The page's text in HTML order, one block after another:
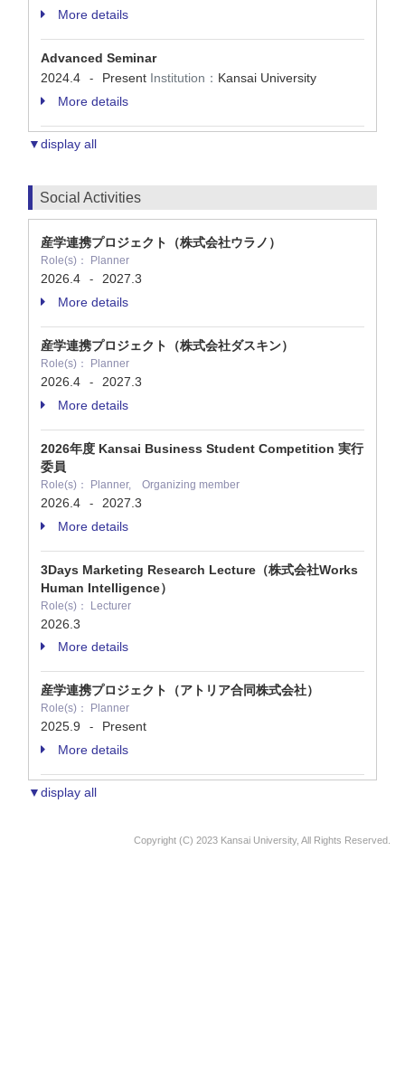
More details
Advanced Seminar
2024.4
- Present Institution： Kansai University
More details
▼display all
Social Activities
産学連携プロジェクト（株式会社ウラノ）
Role(s)： Planner
2026.4 -
2027.3
More details
産学連携プロジェクト（株式会社ダスキン）
Role(s)： Planner
2026.4 -
2027.3
More details
2026年度 Kansai Business Student Competition 実行
委員
Role(s)： Planner, Organizing member
2026.4 -
2027.3
More details
3Days Marketing Research Lecture（株式会社Works
Human Intelligence）
Role(s)： Lecturer
2026.3
More details
産学連携プロジェクト（アトリア合同株式会社）
Role(s)： Planner
2025.9 -
Present
More details
▼display all
Copyright (C) 2023 Kansai University, All Rights Reserved.